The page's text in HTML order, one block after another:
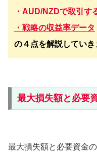
・AUD/NZDで取引す
・戦略の収益率データ
の４点を解説していき
最大損失額と必要
最大損失額と必要資金の